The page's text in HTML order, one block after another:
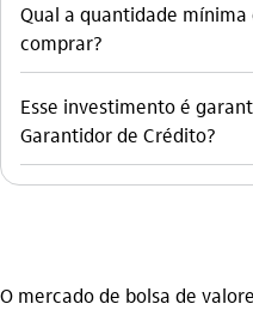
Qual a quantidade mínima
comprar?
Esse investimento é
Garantidor de Crédito?
O mercado de bolsa de